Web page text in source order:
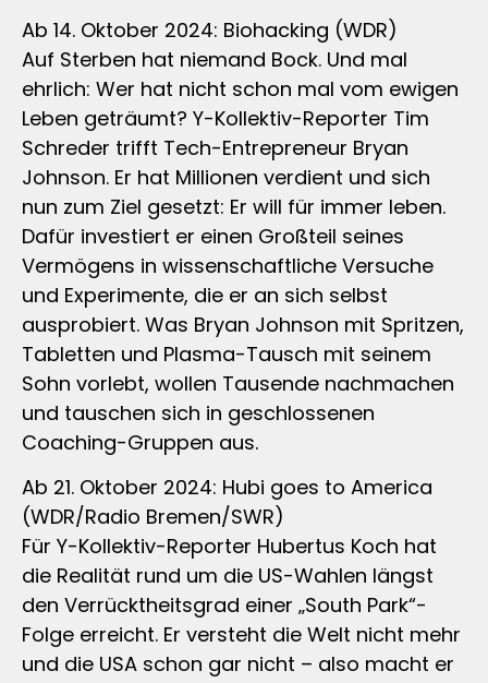
Ab 14. Oktober 2024: Biohacking (WDR)
Auf Sterben hat niemand Bock. Und mal
ehrlich: Wer hat nicht schon mal vom ewigen
Leben geträumt? Y-Kollektiv-Reporter Tim
Schreder trifft Tech-Entrepreneur Bryan
Johnson. Er hat Millionen verdient und sich
nun zum Ziel gesetzt: Er will für immer leben.
Dafür investiert er einen Großteil seines
Vermögens in wissenschaftliche Versuche
und Experimente, die er an sich selbst
ausprobiert. Was Bryan Johnson mit Spritzen,
Tabletten und Plasma-Tausch mit seinem
Sohn vorlebt, wollen Tausende nachmachen
und tauschen sich in geschlossenen
Coaching-Gruppen aus.
Ab 21. Oktober 2024: Hubi goes to America
(WDR/Radio Bremen/SWR)
Für Y-Kollektiv-Reporter Hubertus Koch hat
die Realität rund um die US-Wahlen längst
den Verrücktheitsgrad einer „South Park“-
Folge erreicht. Er versteht die Welt nicht mehr
und die USA schon gar nicht – also macht er